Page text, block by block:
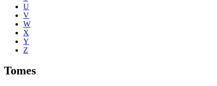
U
V
W
X
Y
Z
Tomes